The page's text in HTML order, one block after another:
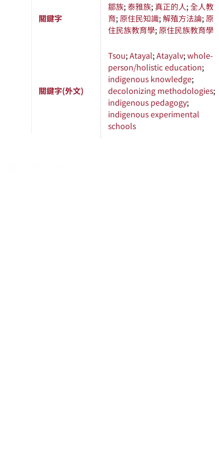
關鍵字
鄒族;泰雅族; 真正的人;全人教
育;原住民知識;解殖方法論;原
住民族教育學;原住民族教育學
關鍵字(外文)
Tsou;Atayal;Atayalv;whole-
person/holistic education;
indigenous knowledge;
decolonizing methodologies;
indigenous pedagogy;
indigenous experimental
schools